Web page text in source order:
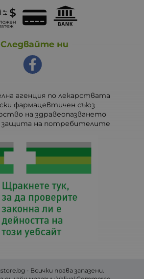
Следвайте ни
агенция по лекарствата
фармацевтичен съюз
на здравеопазването
защита на потребителите
- Всички права запазени.